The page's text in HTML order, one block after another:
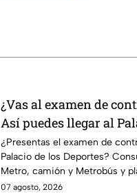
¿Vas al examen de
Así puedes llegar al
Deportes en Metro,
¿Presentas el examen de
Palacio de los Deportes?
Metro, camión y Metrobús y
anticipación.
07 agosto, 2026